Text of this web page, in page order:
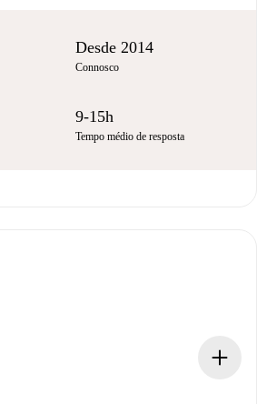
Desde 2014
Connosco
9-15h
Tempo médio de resposta